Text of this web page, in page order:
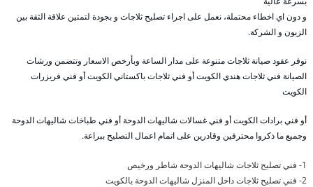
و دون اي اخطاء محتملة، نعمل على اجراء تصليح ثلاجات و بجودة لتمتين علاقة الثقة بين
الزبون و الشركة.
نوفر عقود صيانة ثلاجات متنوعة على مدار الساعة وبأرخص الاسعار وتتضمن ورشات
الصيانة فني ثلاجات هندي الكويت أو فني ثلاجات باكستاني الكويت أو فني فريزرات
الكويت
أو فني برادات الكويت أو فني غسالات شاليهات الدوحة أو فني طباخات شاليهات الدوحة
وجميع ما ذكروا محترفين وقادرين على اتمام اعمال التصليح ببراعة.
1- فني تصليح ثلاجات شاليهات الدوحة شاطر ورخيص
2- فني تصليح ثلاجات داخل المنزل شاليهات الدوحة بالكويت